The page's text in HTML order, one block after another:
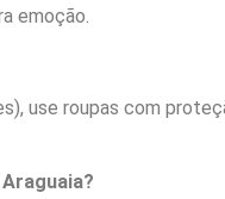
emoção.
use roupas com